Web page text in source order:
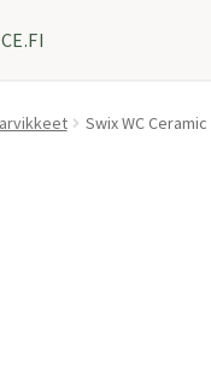
Swix WC